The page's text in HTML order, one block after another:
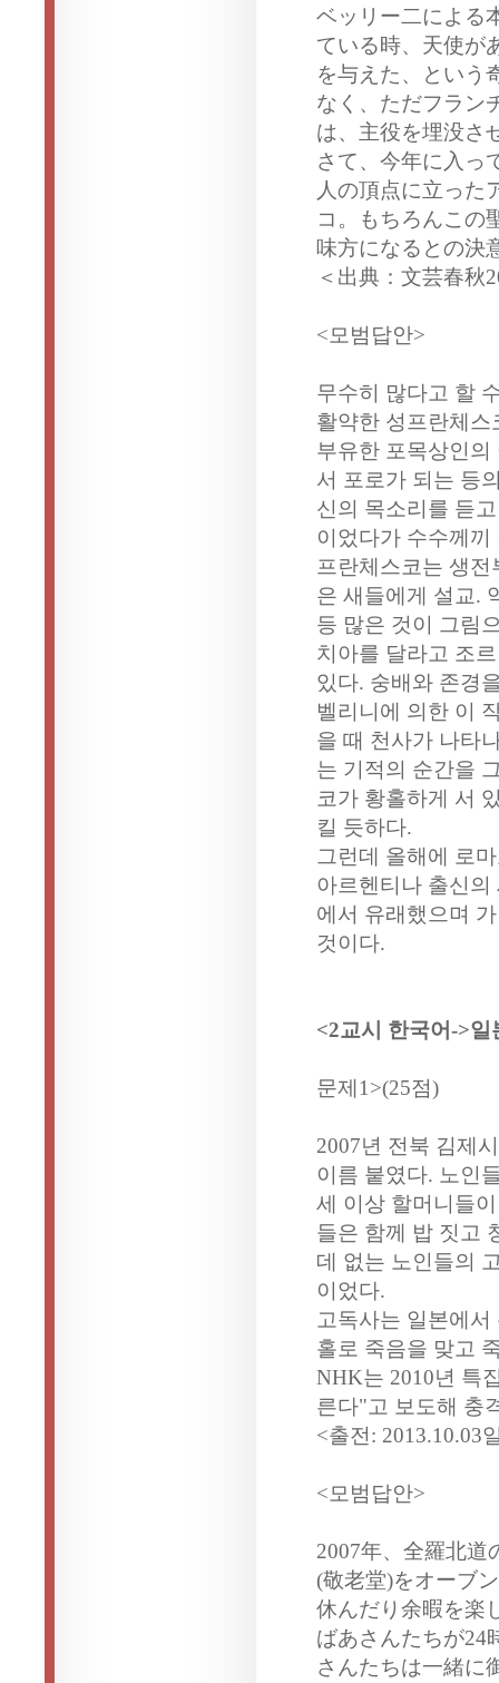
ベッリー二による
ている時、天使が
を与えた、という
なく、ただフラン
は、主役を埋没さ
さて、今年に入っ
人の頂点に立った
コ。もちろんこの
味方になるとの決
＜出典：文芸春秋
<모범답안>
무수히 많다고 할
활약한 성프란체
부유한 포목상인
서 포로가 되는 등
신의 목소리를 듣
이었다가 수수께
프란체스코는 생
은 새들에게 설교.
등 많은 것이 그림
치아를 달라고 조
있다. 숭배와 존경
벨리니에 의한 이
을 때 천사가 나타
는 기적의 순간을
코가 황홀하게 서
킬 듯하다.
그런데 올해에 로
아르헨티나 출신
에서 유래했으며
것이다.
<2교시 한국어->
문제1>(25점)
2007년 전북 김제
이름 붙였다. 노인
세 이상 할머니들
들은 함께 밥 짓고
데 없는 노인들의
이었다.
고독사는 일본에
홀로 죽음을 맞고
NHK는 2010년 특
른다"고 보도해 충
<출전: 2013.10.03
<모범답안>
2007年、全羅北道
(敬老堂)をオーブ
休んだり余暇を楽
ばあさんたちが24
さんたちは一緒に